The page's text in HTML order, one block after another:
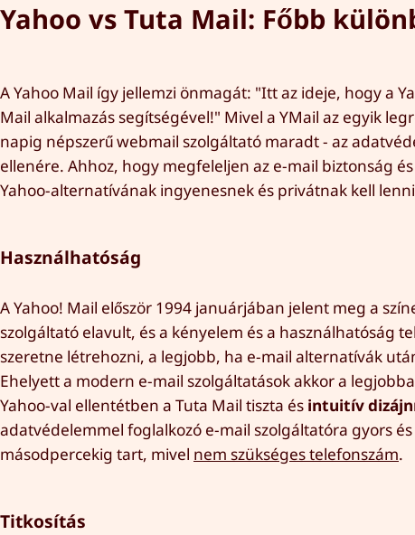
Yahoo vs Tuta Mail: Főbb
A Yahoo Mail így jellemzi önmagát: "Itt az ideje, hogy a
Mail alkalmazás segítségével!" Mivel a YMail az egyik
napig népszerű webmail szolgáltató maradt - az
ellenére. Ahhoz, hogy megfeleljen az e-mail biztonság
Yahoo-alternatívának ingyenesnek és privátnak kell
Használhatóság
A Yahoo! Mail először 1994 januárjában jelent meg a
szolgáltató elavult, és a kényelem és a használhatóság
szeretne létrehozni, a legjobb, ha e-mail alternatívák
Ehelyett a modern e-mail szolgáltatások akkor a
Yahoo-val ellentétben a Tuta Mail tiszta és intuitív
adatvédelemmel foglalkozó e-mail szolgáltatóra gyors
másodpercekig tart, mivel nem szükséges telefonszám.
Titkosítás